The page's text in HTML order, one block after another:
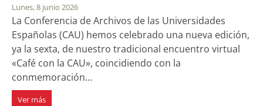
Lunes, 8 junio 2026
La Conferencia de Archivos de las Universidades
Españolas (CAU) hemos celebrado una nueva edición,
ya la sexta, de nuestro tradicional encuentro virtual
«Café con la CAU», coincidiendo con la
conmemoración…
Ver más